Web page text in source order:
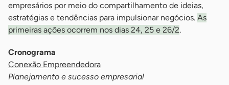
empresários por meio do compartilhamento de ideias,
estratégias e tendências para impulsionar negócios. As
primeiras ações ocorrem nos dias 24, 25 e 26/2.
Cronograma
Conexão Empreendedora
Planejamento e sucesso empresarial